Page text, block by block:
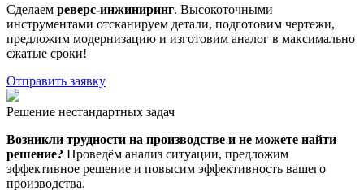
Сделаем реверс-инжиниринг. Высокоточными
инструментами отсканируем детали, подготовим чертежи,
предложим модернизацию и изготовим аналог в максимально
сжатые сроки!
Отправить заявку
Решение нестандартных задач
Возникли трудности на производстве и не можете найти
решение? Проведём анализ ситуации, предложим
эффективное решение и повысим эффективность вашего
производства.